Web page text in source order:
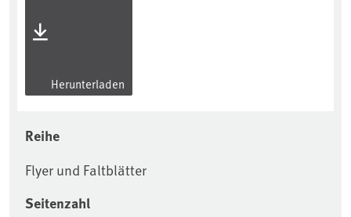
Herunterladen
Reihe
Flyer und Faltblätter
Seitenzahl